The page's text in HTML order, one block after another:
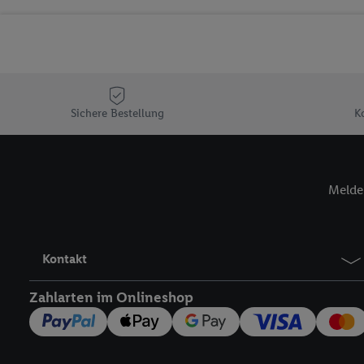
Sichere Bestellung
Kontakt
Zahlarten im Onlineshop
Sofern Sie hier Ihre
Plus-Konto einloggen,
zu erstellen (die
können, um Sie in
Hierzu wird von uns
Zudem erlauben Sie
den Lidl-Diensten
Wenn das der Fall ist,
Kundenkonto-
Insbesondere können
Nutzung der Utiq-
widerrufen - jederzeit
Telekommunikations-